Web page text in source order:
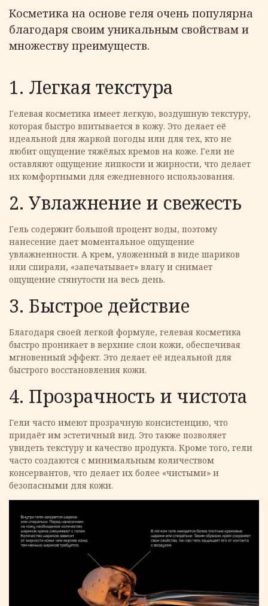
Косметика на основе геля очень популярна
благодаря своим уникальным свойствам и
множеству преимуществ.
1. Легкая текстура
Гелевая косметика имеет легкую, воздушную текстуру,
которая быстро впитывается в кожу. Это делает её
идеальной для жаркой погоды или для тех, кто не
любит ощущение тяжёлых кремов на коже. Гели не
оставляют ощущение липкости и жирности, что делает
их комфортными для ежедневного использования.
2. Увлажнение и свежесть
Гель содержит большой процент воды, поэтому
нанесение дает моментальное ощущение
увлажненности. А крем, уложенный в виде шариков
или спирали, «запечатывает» влагу и снимает
ощущение стянутости на весь день.
3. Быстрое действие
Благодаря своей легкой формуле, гелевая косметика
быстро проникает в верхние слои кожи, обеспечивая
мгновенный эффект. Это делает её идеальной для
быстрого восстановления кожи.
4. Прозрачность и чистота
Гели часто имеют прозрачную консистенцию, что
придаёт им эстетичный вид. Это также позволяет
увидеть текстуру и качество продукта. Кроме того, гели
часто создаются с минимальным количеством
консервантов, что делает их более «чистыми» и
безопасными для кожи.